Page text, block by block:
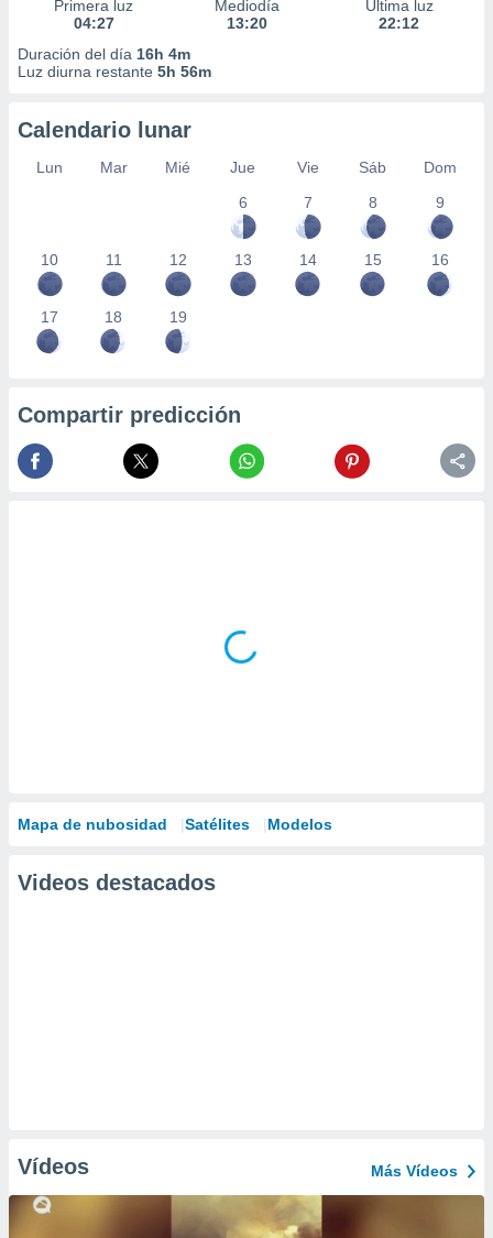
Primera luz
04:27
Mediodía
13:20
Última luz
22:12
Duración del día 16h 4m
Luz diurna restante 5h 56m
Calendario lunar
Lun Mar Mié Jue Vie Sáb
Dom
6
7 8 9
10 11 12 13 14 15 16
17 18 19
Compartir predicción
Mapa de nubosidad Satélites Modelos
Videos destacados
Vídeos Más Vídeos